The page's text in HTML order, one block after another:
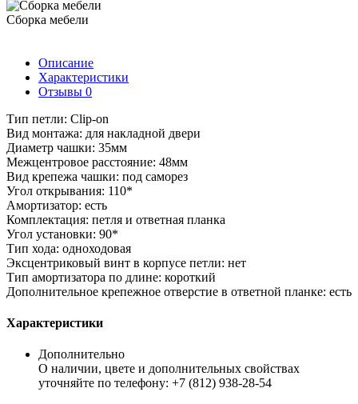
Сборка мебели
Описание
Характеристики
Отзывы 0
Тип петли: Clip-on
Вид монтажа: для накладной двери
Диаметр чашки: 35мм
Межцентровое расстояние: 48мм
Вид крепежа чашки: под саморез
Угол открывания: 110*
Амортизатор: есть
Комплектация: петля и ответная планка
Угол установки: 90*
Тип хода: одноходовая
Эксцентриковый винт в корпусе петли: нет
Тип амортизатора по длине: короткий
Дополнительное крепежное отверстие в ответной планке: есть
Характеристики
Дополнительно
О наличии, цвете и дополнительных свойствах
уточняйте по телефону: +7 (812) 938-28-54